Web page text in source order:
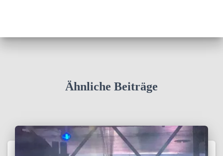
Ähnliche Beiträge